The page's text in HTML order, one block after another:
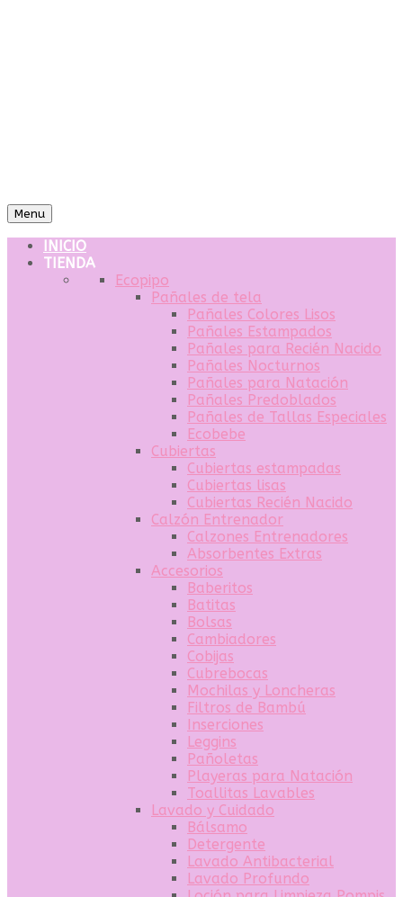
Menu
INICIO
TIENDA
Ecopipo
Pañales de tela
Pañales Colores Lisos
Pañales Estampados
Pañales para Recién Nacido
Pañales Nocturnos
Pañales para Natación
Pañales Predoblados
Pañales de Tallas Especiales
Ecobebe
Cubiertas
Cubiertas estampadas
Cubiertas lisas
Cubiertas Recién Nacido
Calzón Entrenador
Calzones Entrenadores
Absorbentes Extras
Accesorios
Baberitos
Batitas
Bolsas
Cambiadores
Cobijas
Cubrebocas
Mochilas y Loncheras
Filtros de Bambú
Inserciones
Leggins
Pañoletas
Playeras para Natación
Toallitas Lavables
Lavado y Cuidado
Bálsamo
Detergente
Lavado Antibacterial
Lavado Profundo